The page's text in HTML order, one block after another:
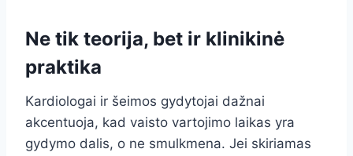
Ne tik teorija, bet ir klinikinė
praktika
Kardiologai ir šeimos gydytojai dažnai
akcentuoja, kad vaisto vartojimo laikas yra
gydymo dalis, o ne smulkmena. Jei skiriamas